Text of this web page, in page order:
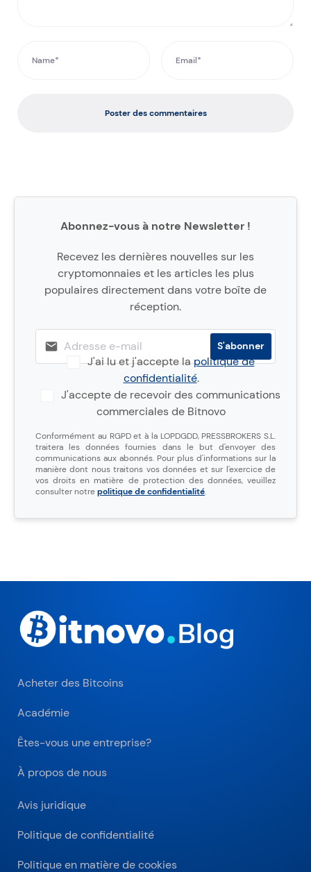
Poster des commentaires
Abonnez-vous à notre Newsletter !
Recevez les dernières nouvelles sur les
cryptomonnaies et les articles les plus
populaires directement dans votre boîte de
réception.
J'ai lu et j'accepte lapolitique de
confidentialité.
J'accepte de recevoir des communications
commerciales de Bitnovo
Conformément au RGPD et à la LOPDGDD, PRESSBROKERS S.L.
traitera les données fournies dans le but d'envoyer des
communications aux abonnés. Pour plus d'informations sur la
manière dont nous traitons vos données et sur l'exercice de
vos droits en matière de protection des données, veuillez
consulter notrepolitique de confidentialité.
Acheter des Bitcoins
Académie
Êtes-vous une entreprise?
À propos de nous
Avis juridique
Politique de confidentialité
Politique en matière de cookies